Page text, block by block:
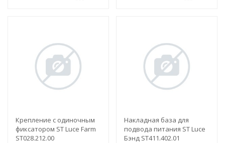
Крепление с одиночным
фиксатором ST Luce Farm
ST028.212.00
Накладная база для
подвода питания ST Luce
Бэнд ST411.402.01